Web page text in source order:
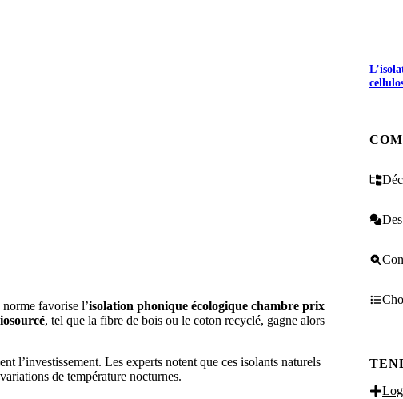
favorise l’isolation phonique écologique chambre prix
, tel que la fibre de bois ou le coton recyclé, gagne alors
l’investissement. Les experts notent que ces isolants naturels
de température nocturnes.